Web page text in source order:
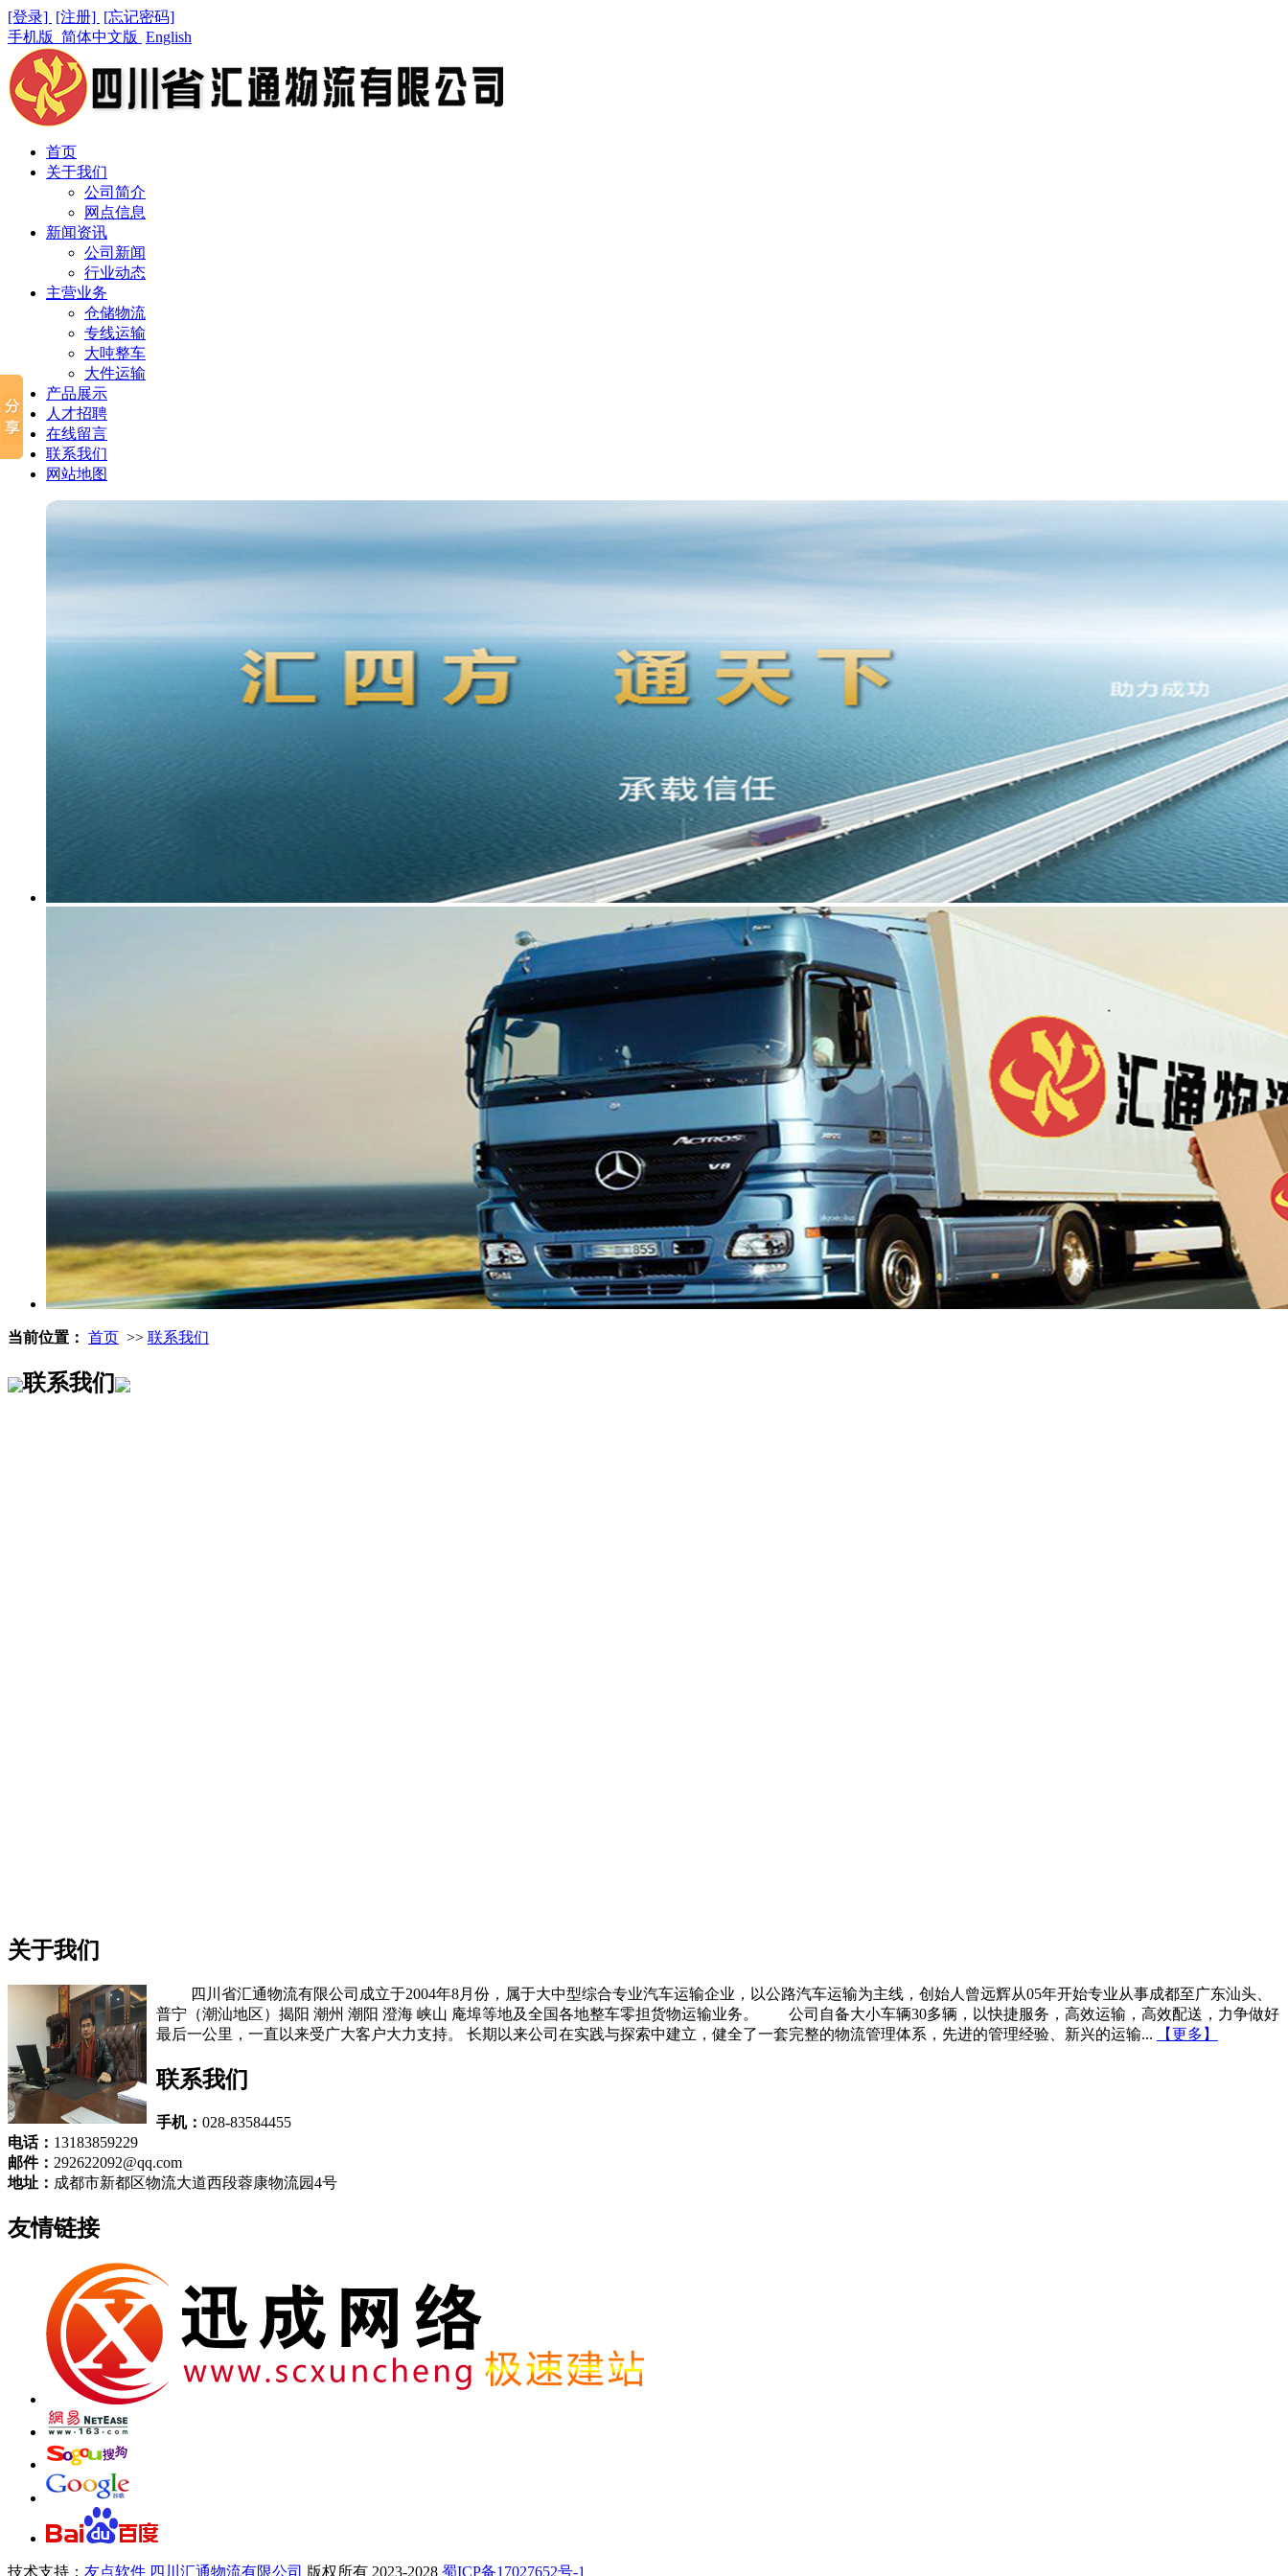
[登录] [注册] [忘记密码]
手机版 简体中文版 English
首页
关于我们
公司简介
网点信息
新闻资讯
公司新闻
行业动态
主营业务
仓储物流
专线运输
大吨整车
大件运输
产品展示
人才招聘
在线留言
联系我们
网站地图
当前位置： 首页 >> 联系我们
联系我们
关于我们
四川省汇通物流有限公司成立于2004年8月份，属于大中型综合专业汽车运输企业，以公路汽车运输为主线，创始人曾远辉从05年开始专业从事成都至广东汕头、
普宁（潮汕地区）揭阳 潮州 潮阳 澄海 峡山 庵埠等地及全国各地整车零担货物运输业务。 公司自备大小车辆30多辆，以快捷服务，高效运输，高效配送，力争做好
最后一公里，一直以来受广大客户大力支持。 长期以来公司在实践与探索中建立，健全了一套完整的物流管理体系，先进的管理经验、新兴的运输...
【更多】
联系我们
手机： 028-83584455
电话： 13183859229
邮件： 292622092@qq.com
地址： 成都市新都区物流大道西段蓉康物流园4号
友情链接
技术支持： 友点软件 四川汇通物流有限公司 版权所有 2023-2028 蜀ICP备17027652号-1